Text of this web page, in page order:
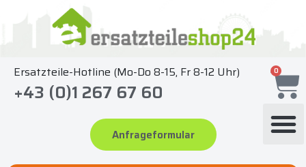
springen
Ersatzteile-Hotline (Mo-Do 8-15, Fr 8-12 Uhr)
+43 (0)1 267 67 60
Anfrageformular
0